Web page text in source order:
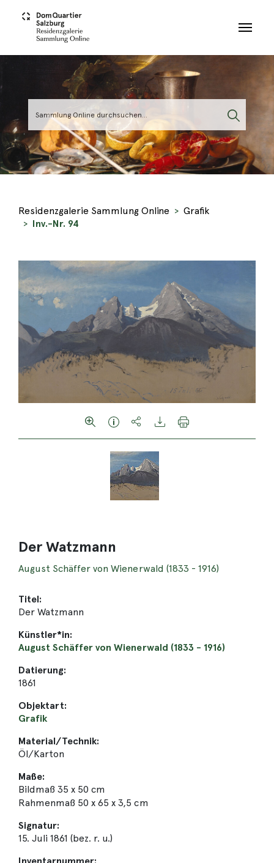
Residenzgalerie Sammlung Online
Grafik
Inv.-Nr. 94
Der Watzmann
August Schäffer von Wienerwald (1833 - 1916)
Titel:
Der Watzmann
Künstler*in:
August Schäffer von Wienerwald (1833 - 1916)
Datierung:
1861
Objektart:
Grafik
Material/Technik:
Öl/Karton
Maße:
Bildmaß 35 x 50 cm
Rahmenmaß 50 x 65 x 3,5 cm
Signatur:
15. Juli 1861 (bez. r. u.)